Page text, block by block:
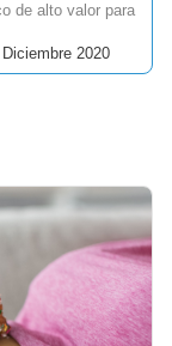
de alto valor para
2020